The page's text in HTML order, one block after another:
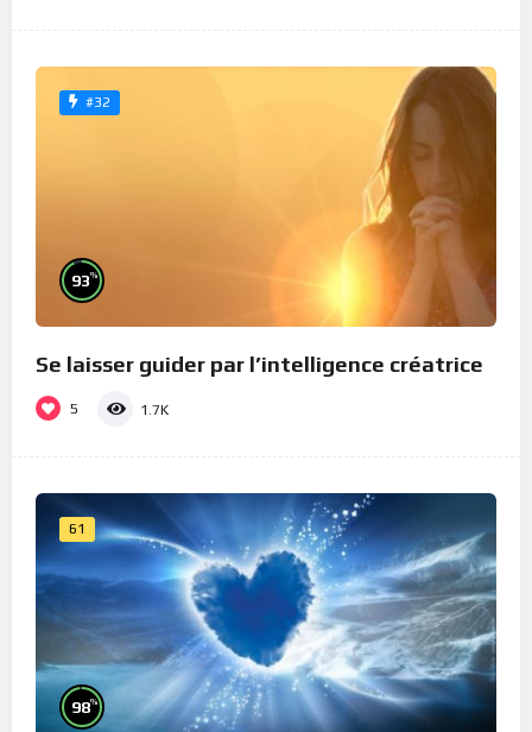
#32
93%
Se laisser guider par l’intelligence créatrice
5 1.7K
61
98%